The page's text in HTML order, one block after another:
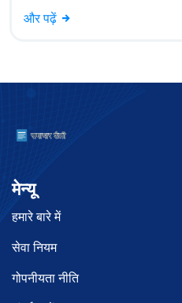
पेमजी ने बोर्डर ट्रैफ़िक अध्ययन के
उन्होंने बताया कि बेंगलूरु की
और पढ़ें
मेन्यू
हमारे बारे में
सेवा नियम
गोपनीयता नीति